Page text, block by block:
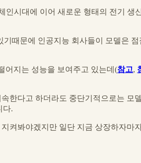
시대에 이어 새로운 형태의 전기 생
때문에 인공지능 회사들이 모델은
어지는 성능을 보여주고 있는데(참고,
한다고 하더라도 중단기적으로는 모
다.
켜봐야겠지만 일단 지금 상장하자마